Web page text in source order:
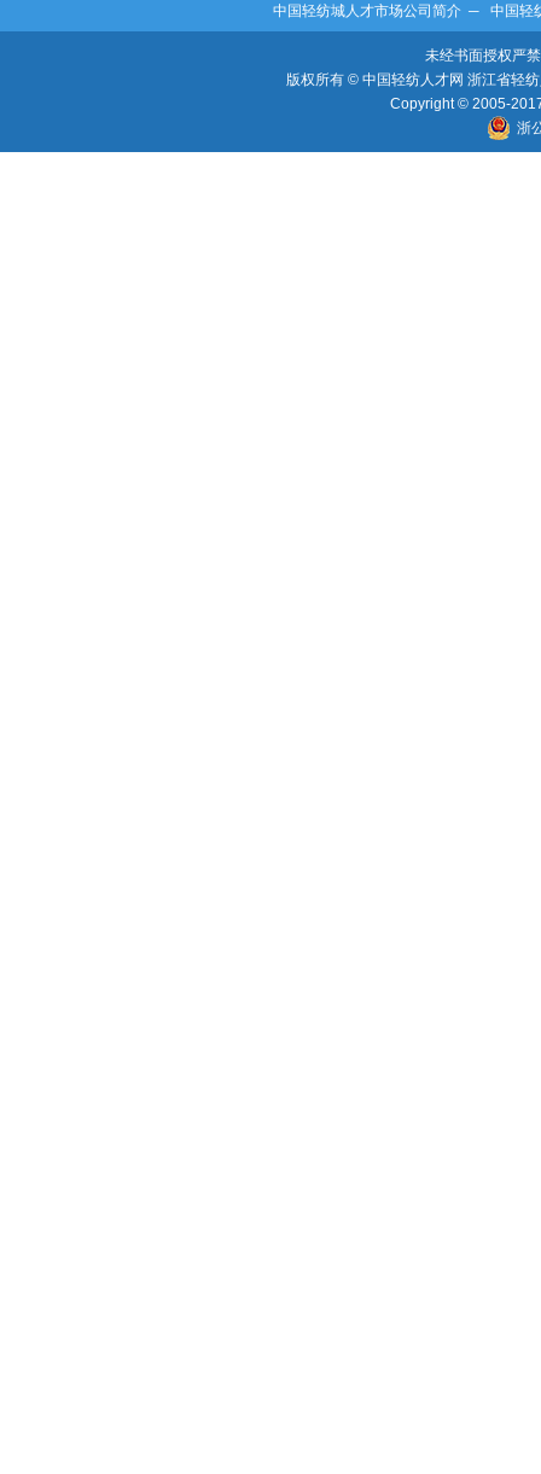
中国轻纺城人才市场公司简介─ 中国轻
未经书面授权严
版权所有 © 中国轻纺人才网 浙江省
Copyright © 2005-
浙